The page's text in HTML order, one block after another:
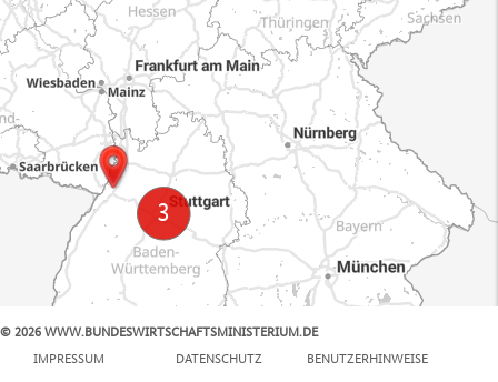
© 2026 WWW.BUNDESWIRTSCHAFTSMINISTERIUM.DE
IMPRESSUM
DATENSCHUTZ BENUTZERHINWEISE